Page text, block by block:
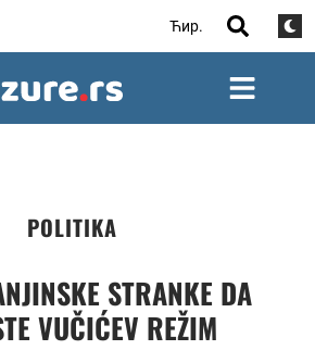
Ћир.
POLITIKA
STRANKE DA
VUČIĆEV REŽIM